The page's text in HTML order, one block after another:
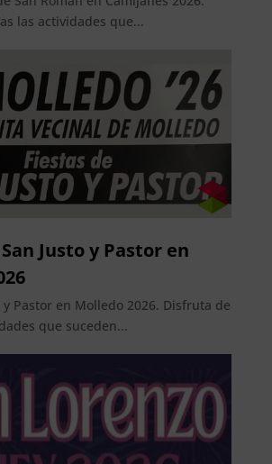
las actividades que...
Justo y Pastor en
y Pastor en Molledo 2026. Disfruta de
que suceden...